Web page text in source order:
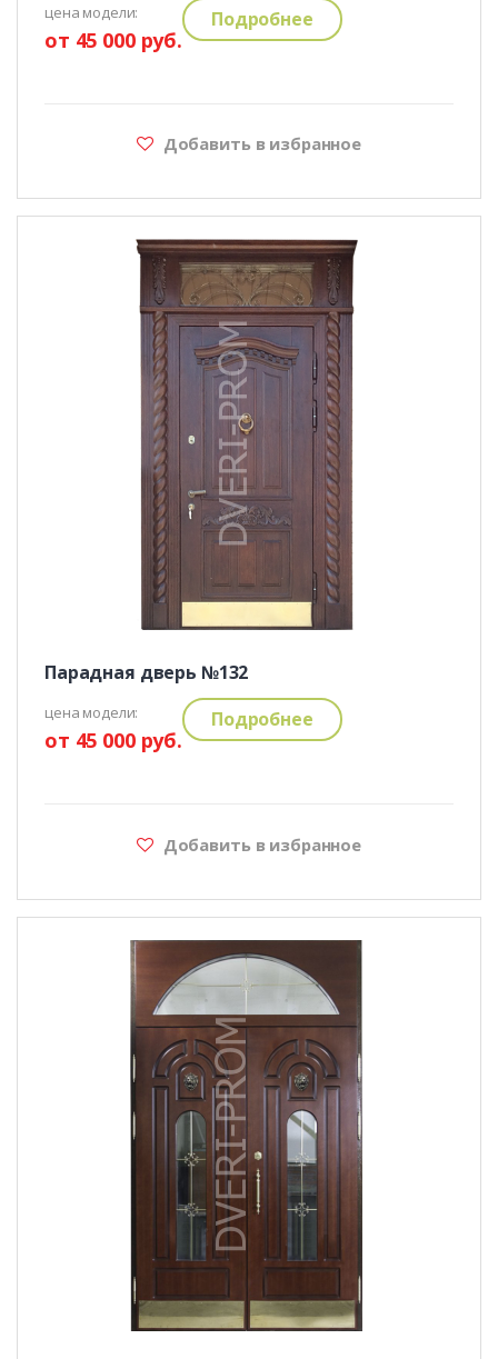
цена модели:
от 45 000 руб.
Подробнее
Добавить в избранное
Парадная дверь №132
цена модели:
от 45 000 руб.
Подробнее
Добавить в избранное